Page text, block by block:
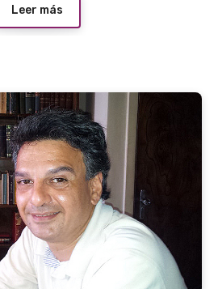
Leer más